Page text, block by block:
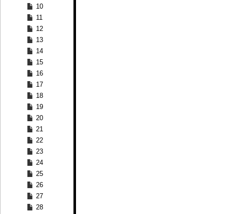
10
11
12
13
14
15
16
17
18
19
20
21
22
23
24
25
26
27
28